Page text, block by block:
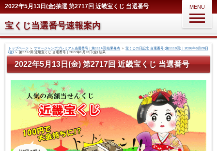
2022年5月13日(金)抽選 第2717回 近畿宝くじ 当選番号
宝くじ当選番号速報案内
MENU
トップページ＞ サマージャンボプレミアム当選番号｜第1114回 結果発表 ＞宝くじの日記念 当選番号 (第1118回)｜2026年8月28日
(金)＞ 第2717回 近畿宝くじ 当選番号｜2022年5月13日(金) 結果
2022年5月13日(金) 第2717回 近畿宝くじ 当選番号